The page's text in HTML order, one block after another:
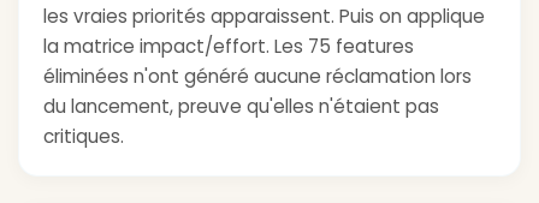
les vraies priorités apparaissent. Puis on applique
la matrice impact/effort. Les 75 features
éliminées n'ont généré aucune réclamation lors
du lancement, preuve qu'elles n'étaient pas
critiques.